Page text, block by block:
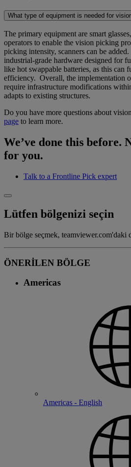
What type of equipment is needed for
The primary equipment are smart
operators to enable the vision picking
picking intensity, scanners can be
industrial-grade hardware designed for
like hot swappable batteries, as this can
efficiency. Overall, the implementation
require infrastructure modifications
adapts to existing structures.
Do you have more questions about
page to learn more.
We’ve done this before.
for you.
Talk to a Frontline Pick expert
Lütfen bölgenizi seçin
Bir bölge seçmek,
ÖNERİLEN BÖLGE
Americas
Americas - English